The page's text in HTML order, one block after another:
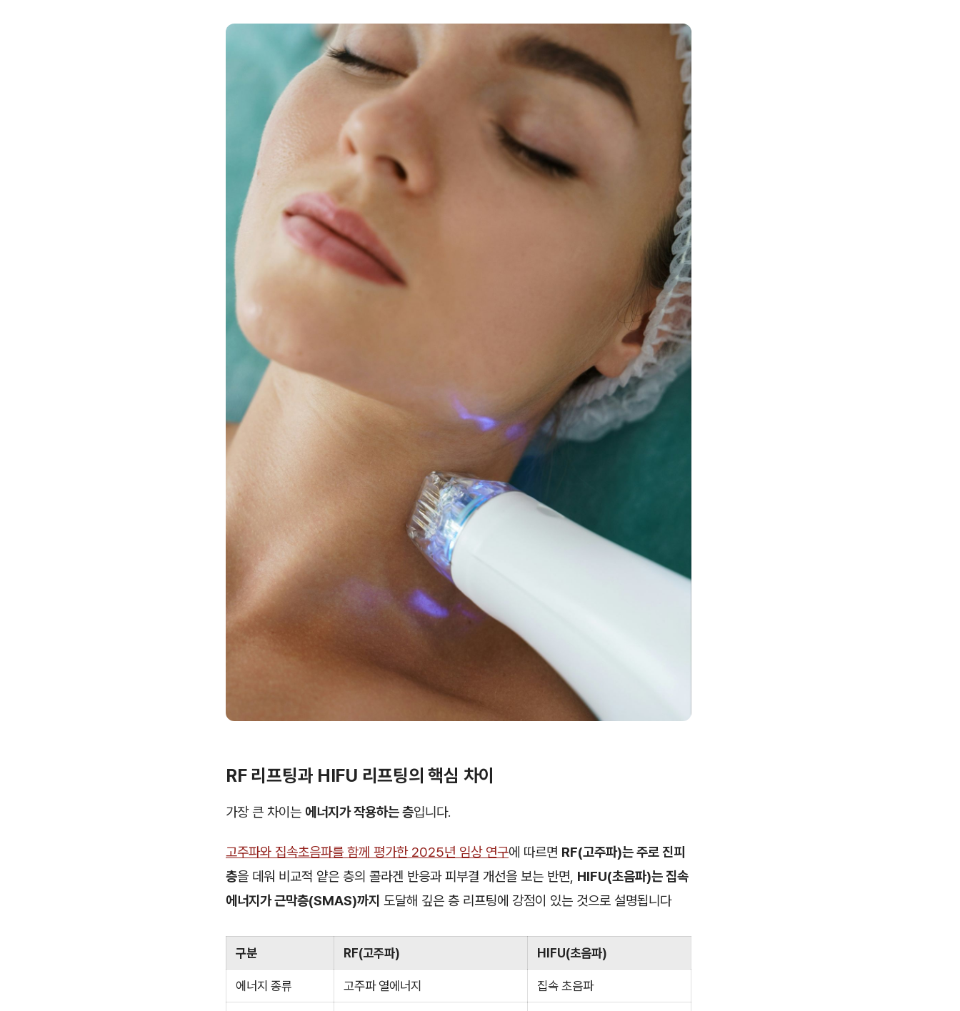
RF 리프팅과 HIFU 리프팅의 핵심 차이
가장 큰 차이는 에너지가 작용하는 층입니다.
고주파와 집속초음파를 함께 평가한 2025년 임상 연구에 따르면 RF(고주파)는 주로 진피
층을 데워 비교적 얕은 층의 콜라겐 반응과 피부결 개선을 보는 반면, HIFU(초음파)는 집속
에너지가 근막층(SMAS)까지 도달해 깊은 층 리프팅에 강점이 있는 것으로 설명됩니다
구분 RF(고주파) HIFU(초음파)
에너지 종류 고주파 열에너지 집속 초음파